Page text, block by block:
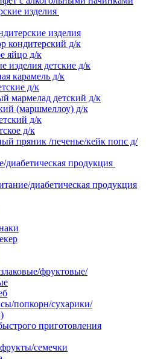
изделия
изделия
кондитерский д/к
яйцо д/к
изделия детские д/к
карамель д/к
д/к
мармелад детский д/к
(маршмеллоу) д/к
д/к
д/к
пряник /печенье/кейк попс д/
диабетическая продукция
диабетическая продукция
фруктовые/
попкорн/сухарики/
приготовления
семечки